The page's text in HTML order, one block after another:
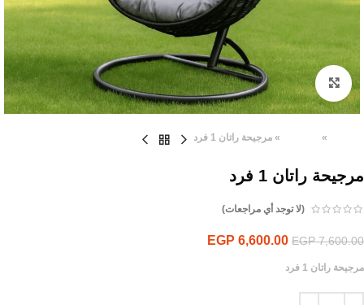
Click to enlarge
»
» مرجيحة راتان 1 فرد
مرجيحة راتان 1 فرد
(لا توجد أي مراجعات)
EGP7,600.00
EGP 6,600.00
مرجيحة راتان 1 فرد